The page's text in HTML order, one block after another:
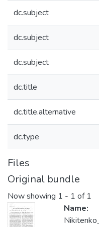
dc.subject
dc.subject
dc.subject
dc.title
dc.title.alternative
dc.type
Files
Original bundle
Now showing 1 - 1 of 1
Name: